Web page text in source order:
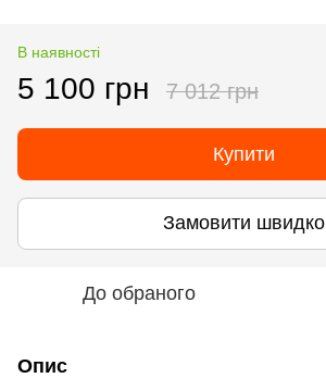
В наявності
5 100 грн 7 012 грн
Купити
Замовити швидко
До обраного
Опис